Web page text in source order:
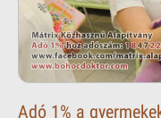
Adó 1% a